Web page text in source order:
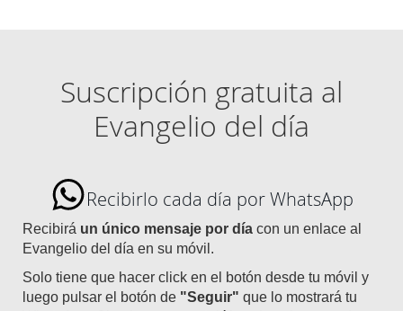
Suscripción gratuita al
Evangelio del día
Recibirlo cada día por WhatsApp
Recibirá un único mensaje por día con un enlace al
Evangelio del día en su móvil.
Solo tiene que hacer click en el botón desde tu móvil y
luego pulsar el botón de "Seguir" que lo mostrará tu